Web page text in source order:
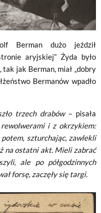
Berman dużo jeździł
aryjskiej” Żyda było
jak Berman, miał „dobry
Bermanów wpadło
trzech drabów – pisała
i z okrzykiem:
potem, szturchając, zawlekli
na ostatni akt. Mieli zabrać
ale po półgodzinnych
forsę, zaczęły się targi.